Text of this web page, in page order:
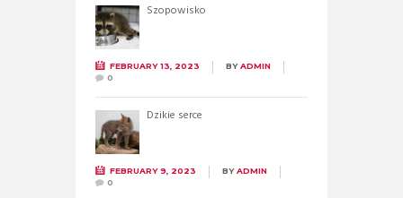
Szopowisko
FEBRUARY 13, 2023 BYADMIN
0
Dzikie serce
FEBRUARY 9, 2023 BYADMIN
0